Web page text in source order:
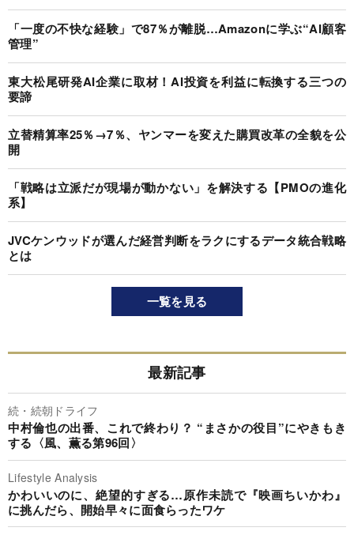
「一度の不快な経験」で87％が離脱…Amazonに学ぶ“AI顧客
管理”
東大松尾研発AI企業に取材！AI投資を利益に転換する三つの
要諦
立替精算率25％→7％、ヤンマーを変えた購買改革の全貌を公
開
「戦略は立派だが現場が動かない」を解決する【PMOの進化
系】
JVCケンウッドが選んだ経営判断をラクにするデータ統合戦略
とは
一覧を見る
最新記事
続・続朝ドライフ
中村倫也の出番、これで終わり？ “まさかの役目”にやきもき
する〈風、薫る第96回〉
Lifestyle Analysis
かわいいのに、絶望的すぎる…原作未読で『映画ちいかわ』
に挑んだら、開始早々に面食らったワケ